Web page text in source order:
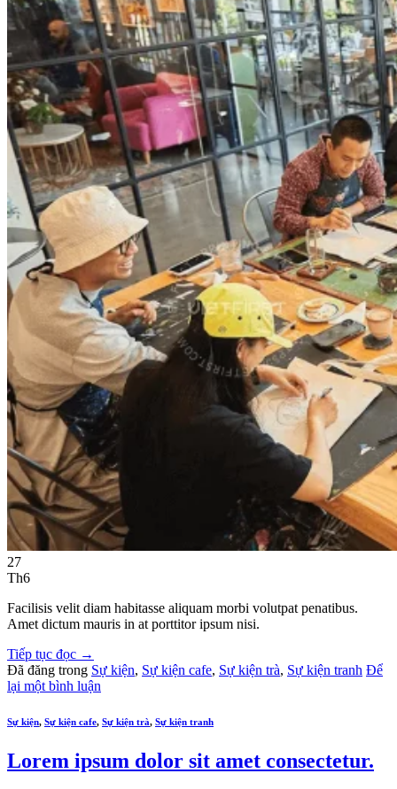
27
Th6
Facilisis velit diam habitasse aliquam morbi volutpat penatibus.
Amet dictum mauris in at porttitor ipsum nisi.
Tiếp tục đọc →
Đã đăng trong Sự kiện, Sự kiện cafe, Sự kiện trà, Sự kiện tranh Để
lại một bình luận
Sự kiện, Sự kiện cafe, Sự kiện trà, Sự kiện tranh
Lorem ipsum dolor sit amet consectetur.